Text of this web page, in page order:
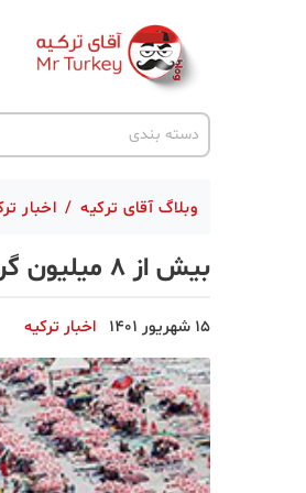
دسته بندی
اخبار ترکیه
ترکیه گردی
جاذبه گردشگری
حقوقی
دانستنی
دکوراسیون
وبلاگ آقای ترکیه / اخبار
بیش از ۸ میلیون گردشگر خارجی در ۷ ماه اول امسال به آنتالیا آمدند
15 شهریور 1401 اخبار ترکیه